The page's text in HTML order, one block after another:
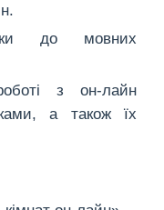
до мовних
з он-лайн
а також їх